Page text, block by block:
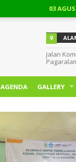
03 AGUSTUS 2026
Jalan
AGENDA GALLERY